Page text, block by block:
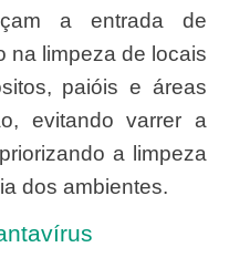
a entrada de
na limpeza de locais
paióis e áreas
evitando varrer a
a limpeza
dos ambientes.